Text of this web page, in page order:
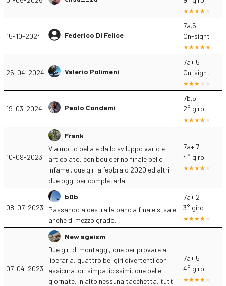
15-10-2024 Federico Di Felice
7a.5
On-sight
25-04-2024 Valerio Polimeni
7a+.5
On-sight
19-03-2024 Paolo Condemi
7b.5
2° giro
10-09-2023
Frank
Via molto bella e dallo sviluppo vario e
articolato, con boulderino finale bello
infame.. due giri a febbraio 2020 ed altri
due oggi per completarla!
7a+.7
4° giro
08-07-2023
b0b
Passando a destra la pancia finale si sale
anche di mezzo grado.
7a+.2
3° giro
07-04-2023
New ageism
Due giri di montaggi, due per provare a
liberarla, quattro bei giri divertenti con
assicuratori simpaticissimi, due belle
giornate, in alto nessuna tacchetta, tutti
7a+.5
4° giro